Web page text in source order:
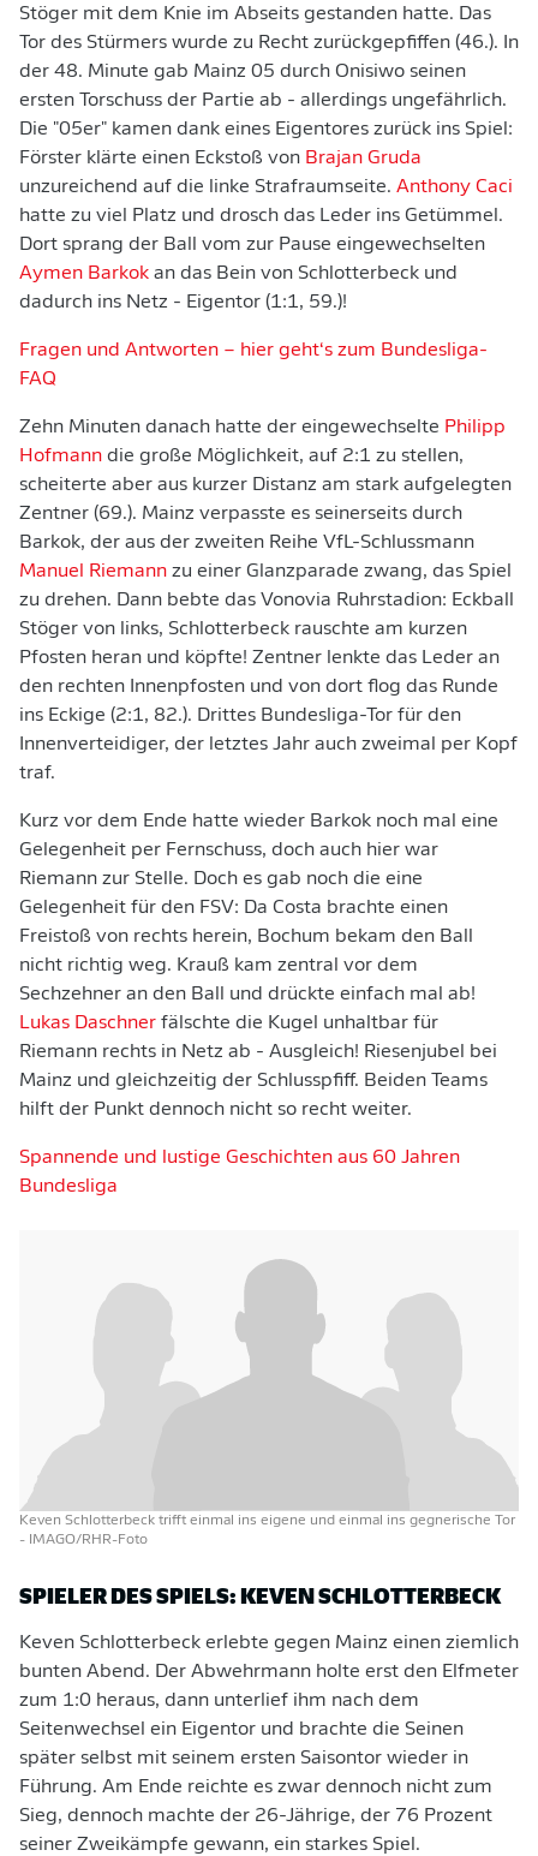
Stöger mit dem Knie im Abseits gestanden hatte. Das
Tor des Stürmers wurde zu Recht zurückgepfiffen (46.). In
der 48. Minute gab Mainz 05 durch Onisiwo seinen
ersten Torschuss der Partie ab - allerdings ungefährlich.
Die "05er" kamen dank eines Eigentores zurück ins Spiel:
Förster klärte einen Eckstoß von Brajan Gruda
unzureichend auf die linke Strafraumseite. Anthony Caci
hatte zu viel Platz und drosch das Leder ins Getümmel.
Dort sprang der Ball vom zur Pause eingewechselten
Aymen Barkok an das Bein von Schlotterbeck und
dadurch ins Netz - Eigentor (1:1, 59.)!
Fragen und Antworten – hier geht‘s zum Bundesliga-
FAQ
Zehn Minuten danach hatte der eingewechselte Philipp
Hofmann die große Möglichkeit, auf 2:1 zu stellen,
scheiterte aber aus kurzer Distanz am stark aufgelegten
Zentner (69.). Mainz verpasste es seinerseits durch
Barkok, der aus der zweiten Reihe VfL-Schlussmann
Manuel Riemann zu einer Glanzparade zwang, das Spiel
zu drehen. Dann bebte das Vonovia Ruhrstadion: Eckball
Stöger von links, Schlotterbeck rauschte am kurzen
Pfosten heran und köpfte! Zentner lenkte das Leder an
den rechten Innenpfosten und von dort flog das Runde
ins Eckige (2:1, 82.). Drittes Bundesliga-Tor für den
Innenverteidiger, der letztes Jahr auch zweimal per Kopf
traf.
Kurz vor dem Ende hatte wieder Barkok noch mal eine
Gelegenheit per Fernschuss, doch auch hier war
Riemann zur Stelle. Doch es gab noch die eine
Gelegenheit für den FSV: Da Costa brachte einen
Freistoß von rechts herein, Bochum bekam den Ball
nicht richtig weg. Krauß kam zentral vor dem
Sechzehner an den Ball und drückte einfach mal ab!
Lukas Daschner fälschte die Kugel unhaltbar für
Riemann rechts in Netz ab - Ausgleich! Riesenjubel bei
Mainz und gleichzeitig der Schlusspfiff. Beiden Teams
hilft der Punkt dennoch nicht so recht weiter.
Spannende und lustige Geschichten aus 60 Jahren
Bundesliga
Keven Schlotterbeck trifft einmal ins eigene und einmal ins gegnerische Tor
- IMAGO/RHR-Foto
SPIELER DES SPIELS: KEVEN SCHLOTTERBECK
Keven Schlotterbeck erlebte gegen Mainz einen ziemlich
bunten Abend. Der Abwehrmann holte erst den Elfmeter
zum 1:0 heraus, dann unterlief ihm nach dem
Seitenwechsel ein Eigentor und brachte die Seinen
später selbst mit seinem ersten Saisontor wieder in
Führung. Am Ende reichte es zwar dennoch nicht zum
Sieg, dennoch machte der 26-Jährige, der 76 Prozent
seiner Zweikämpfe gewann, ein starkes Spiel.